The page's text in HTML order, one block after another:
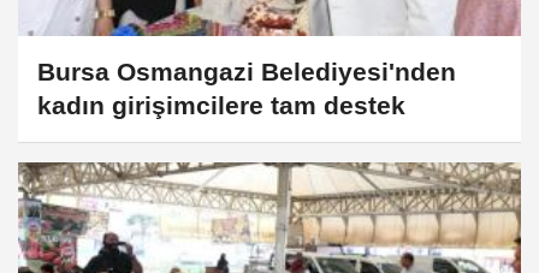
Bursa Osmangazi Belediyesi'nden
kadın girişimcilere tam destek